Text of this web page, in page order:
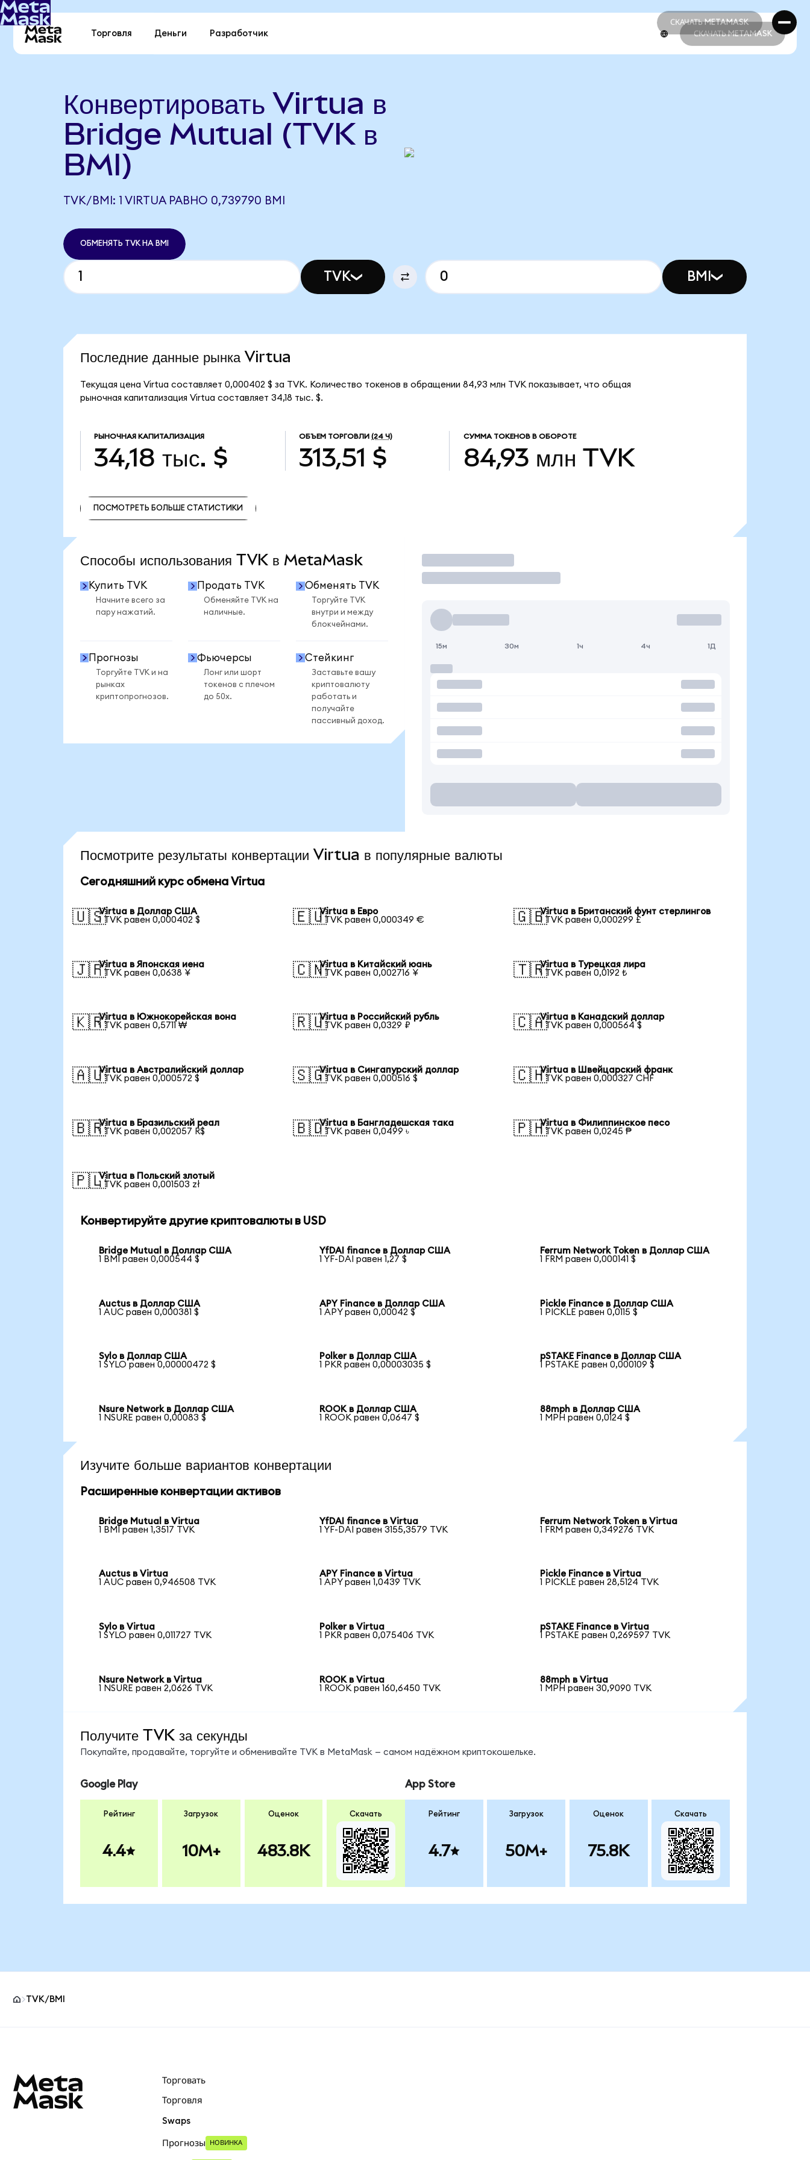
СКАЧАТЬ METAMASK
СКАЧАТЬ METAMASK
Торговля Деньги Разработчик СКАЧАТЬ METAMASK
Конвертировать Virtua в
Bridge Mutual (TVK в
BMI)
TVK/BMI: 1 VIRTUA РАВНО 0,739790 BMI
ОБМЕНЯТЬ TVK НА BMI
TVK BMI
Последние данные рынка Virtua
Текущая цена Virtua составляет 0,000402 $ за TVK. Количество токенов в обращении 84,93 млн TVK показывает, что общая
рыночная капитализация Virtua составляет 34,18 тыс. $.
РЫНОЧНАЯ КАПИТАЛИЗАЦИЯ
34,18 тыс. $
ОБЪЕМ ТОРГОВЛИ (24 Ч)
313,51 $
СУММА ТОКЕНОВ В ОБОРОТЕ
84,93 млн TVK
ПОСМОТРЕТЬ БОЛЬШЕ СТАТИСТИКИ
Способы использования TVK в MetaMask
Купить TVK
Начните всего за
пару нажатий.
Продать TVK
Обменяйте TVK на
наличные.
Обменять TVK
Торгуйте TVK
внутри и между
блокчейнами.
Прогнозы
Торгуйте TVK и на
рынках
криптопрогнозов.
Фьючерсы
Лонг или шорт
токенов с плечом
до 50x.
Стейкинг
Заставьте вашу
криптовалюту
работать и
получайте
пассивный доход.
Торговать
15м 30м 1ч 4ч 1Д
Посмотрите результаты конвертации Virtua в популярные валюты
Сегодняшний курс обмена Virtua
🇺🇸Virtua в Доллар США
1 TVK равен 0,000402 $
🇪🇺Virtua в Евро
1 TVK равен 0,000349 €
🇬🇧Virtua в Британский фунт стерлингов
1 TVK равен 0,000299 £
🇯🇵Virtua в Японская иена
1 TVK равен 0,0638 ¥
🇨🇳Virtua в Китайский юань
1 TVK равен 0,002716 ¥
🇹🇷Virtua в Турецкая лира
1 TVK равен 0,0192 ₺
🇰🇷Virtua в Южнокорейская вона
1 TVK равен 0,5711 ₩
🇷🇺Virtua в Российский рубль
1 TVK равен 0,0329 ₽
🇨🇦Virtua в Канадский доллар
1 TVK равен 0,000564 $
🇦🇺Virtua в Австралийский доллар
1 TVK равен 0,000572 $
🇸🇬Virtua в Сингапурский доллар
1 TVK равен 0,000516 $
🇨🇭Virtua в Швейцарский франк
1 TVK равен 0,000327 CHF
🇧🇷Virtua в Бразильский реал
1 TVK равен 0,002057 R$
🇧🇩Virtua в Бангладешская така
1 TVK равен 0,0499 ৳
🇵🇭Virtua в Филиппинское песо
1 TVK равен 0,0245 ₱
🇵🇱Virtua в Польский злотый
1 TVK равен 0,001503 zł
Конвертируйте другие криптовалюты в USD
Bridge Mutual в Доллар США
1 BMI равен 0,000544 $
YfDAI finance в Доллар США
1 YF-DAI равен 1,27 $
Ferrum Network Token в Доллар США
1 FRM равен 0,000141 $
Auctus в Доллар США
1 AUC равен 0,000381 $
APY Finance в Доллар США
1 APY равен 0,00042 $
Pickle Finance в Доллар США
1 PICKLE равен 0,0115 $
Sylo в Доллар США
1 SYLO равен 0,00000472 $
Polker в Доллар США
1 PKR равен 0,00003035 $
pSTAKE Finance в Доллар США
1 PSTAKE равен 0,000109 $
Nsure Network в Доллар США
1 NSURE равен 0,00083 $
ROOK в Доллар США
1 ROOK равен 0,0647 $
88mph в Доллар США
1 MPH равен 0,0124 $
Изучите больше вариантов конвертации
Расширенные конвертации активов
Bridge Mutual в Virtua
1 BMI равен 1,3517 TVK
YfDAI finance в Virtua
1 YF-DAI равен 3155,3579 TVK
Ferrum Network Token в Virtua
1 FRM равен 0,349276 TVK
Auctus в Virtua
1 AUC равен 0,946508 TVK
APY Finance в Virtua
1 APY равен 1,0439 TVK
Pickle Finance в Virtua
1 PICKLE равен 28,5124 TVK
Sylo в Virtua
1 SYLO равен 0,011727 TVK
Polker в Virtua
1 PKR равен 0,075406 TVK
pSTAKE Finance в Virtua
1 PSTAKE равен 0,269597 TVK
Nsure Network в Virtua
1 NSURE равен 2,0626 TVK
ROOK в Virtua
1 ROOK равен 160,6450 TVK
88mph в Virtua
1 MPH равен 30,9090 TVK
Получите TVK за секунды
Покупайте, продавайте, торгуйте и обменивайте TVK в MetaMask — самом надёжном криптокошельке.
Google Play
Рейтинг
4.4
Загрузок
10M+
Оценок
483.8K
Скачать
App Store
Рейтинг
4.7
Загрузок
50M+
Оценок
75.8K
Скачать
TVK/BMI
Торговать
Торговля
Swaps
Прогнозы НОВИНКА